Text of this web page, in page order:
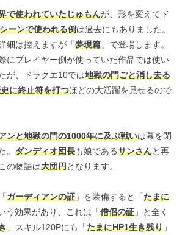
で使われていたじゅもんが、形を変えてド
ーンで使われる例は過去にもありました。
細は控えますが「夢現篇 」で登場します。
にプレイヤー側が使っていた作品では使い
が、ドラクエ10では地獄の門ごと消し去る
に終止符を打つほどの大活躍を見せるので
ンと地獄の門の1000年に及ぶ戦いは幕を閉
。 ダンディオ団長も娘であるサンさんと再
の物語は大団円となります。
ガーディアンの証 」を装備すると「たまに
う効果があり、これは「僧侶の証 」と全く
」スキル120Pにも「たまにHP1生き残り 」